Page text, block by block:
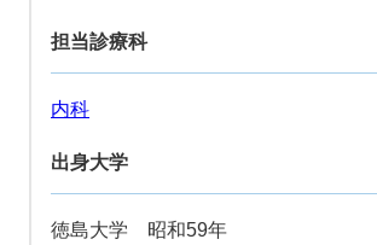
担当診療科
内科
出身大学
徳島大学 昭和59年